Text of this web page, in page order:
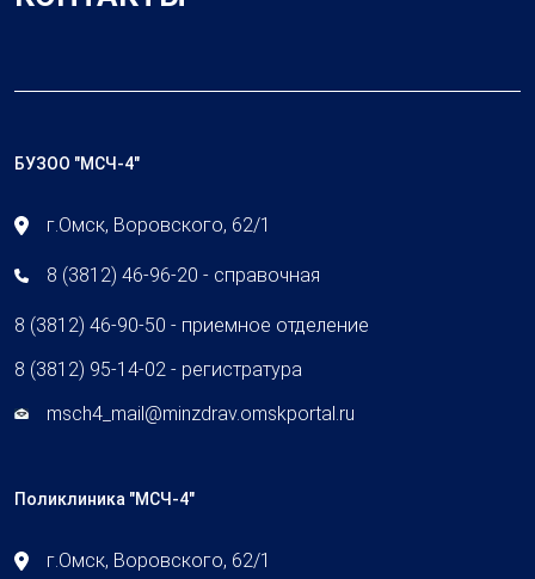
БУЗОО "МСЧ-4"
г.Омск, Воровского, 62/1
8 (3812) 46-96-20 - справочная
8 (3812) 46-90-50 - приемное отделение
8 (3812) 95-14-02 - регистратура
msch4_mail@minzdrav.omskportal.ru
Поликлиника "МСЧ-4"
г.Омск, Воровского, 62/1